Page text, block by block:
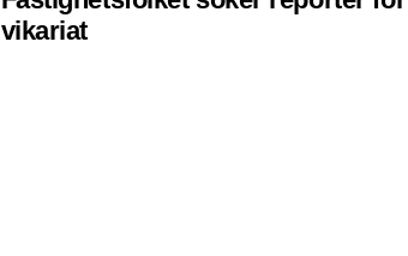
vikariat